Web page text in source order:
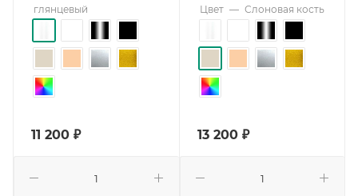
глянцевый
11 200 ₽
Цвет — Слоновая кость
13 200₽